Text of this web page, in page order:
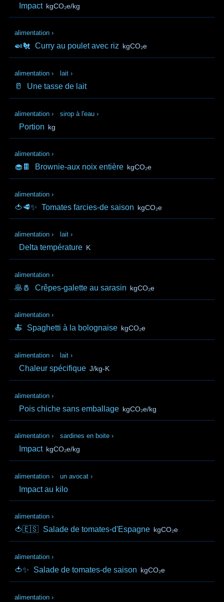
Impact kgCO₂e/kg
alimentation ›
🍛🐔 Curry au poulet avec riz kgCO₂e
alimentation › lait ›
🥛 Une tasse de lait
alimentation › sirop à l'eau ›
Portion kg
alimentation ›
🧁🍫 Brownie-aux noix entière kgCO₂e
alimentation ›
🍅🥩✨ Tomates farcies-de saison kgCO₂e
alimentation › lait ›
Delta température K
alimentation ›
🥞🧂 Crêpes-galette au sarasin kgCO₂e
alimentation ›
🍝 Spaghetti à la bolognaise kgCO₂e
alimentation › lait ›
Chaleur spécifique J/kg-K
alimentation ›
Pois chiche sans emballage kgCO₂e/kg
alimentation › sardines en boite ›
Impact kgCO₂e/kg
alimentation › un avocat ›
Impact au kilo
alimentation ›
🍅🇪🇸 Salade de tomates-d'Espagne kgCO₂e
alimentation ›
🍅✨ Salade de tomates-de saison kgCO₂e
alimentation ›